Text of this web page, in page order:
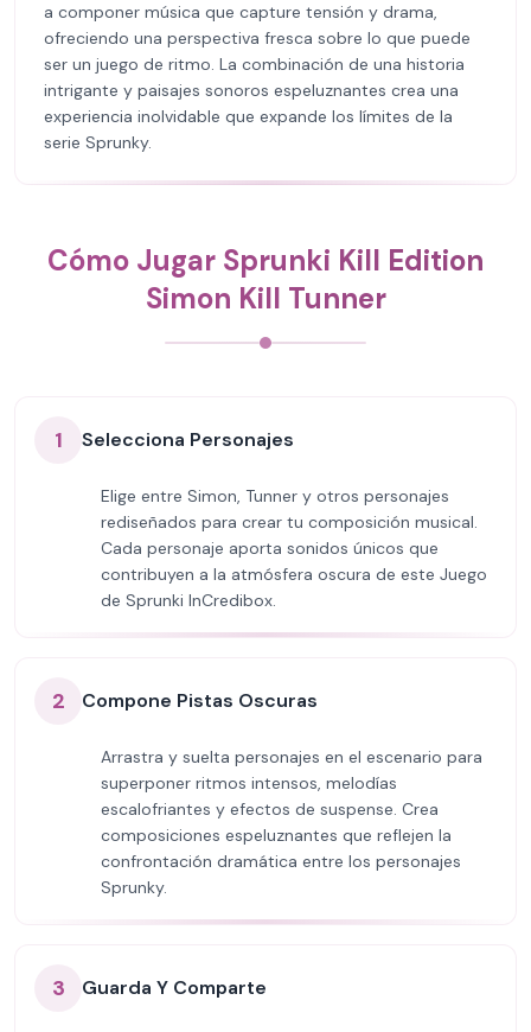
a componer música que capture tensión y drama,
ofreciendo una perspectiva fresca sobre lo que puede
ser un juego de ritmo. La combinación de una historia
intrigante y paisajes sonoros espeluznantes crea una
experiencia inolvidable que expande los límites de la
serie Sprunky.
Cómo Jugar Sprunki Kill Edition
Simon Kill Tunner
1 Selecciona Personajes
Elige entre Simon, Tunner y otros personajes
rediseñados para crear tu composición musical.
Cada personaje aporta sonidos únicos que
contribuyen a la atmósfera oscura de este Juego
de Sprunki InCredibox.
2 Compone Pistas Oscuras
Arrastra y suelta personajes en el escenario para
superponer ritmos intensos, melodías
escalofriantes y efectos de suspense. Crea
composiciones espeluznantes que reflejen la
confrontación dramática entre los personajes
Sprunky.
3 Guarda Y Comparte